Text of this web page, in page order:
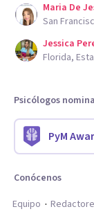
Maria De
San
Jessica
Florida,
Psicólogos
PyM
Conócenos
Equipo